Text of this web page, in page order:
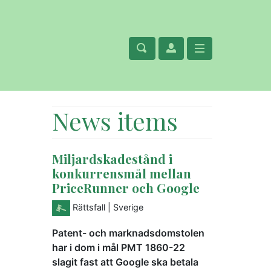
News items
Miljardskadestånd i
konkurrensmål mellan
PriceRunner och Google
Rättsfall | Sverige
Patent- och marknadsdomstolen
har i dom i mål PMT 1860-22
slagit fast att Google ska betala